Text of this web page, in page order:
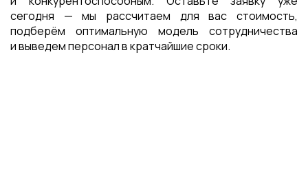
сегодня — мы рассчитаем для вас стоимость,
подберём оптимальную модель сотрудничества
и выведем персонал в кратчайшие сроки.